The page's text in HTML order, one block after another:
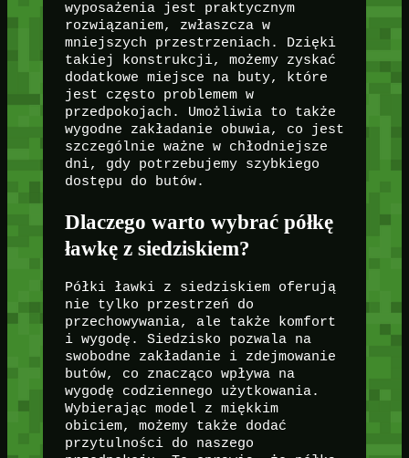
wyposażenia jest praktycznym
rozwiązaniem, zwłaszcza w
mniejszych przestrzeniach. Dzięki
takiej konstrukcji, możemy zyskać
dodatkowe miejsce na buty, które
jest często problemem w
przedpokojach. Umożliwia to także
wygodne zakładanie obuwia, co jest
szczególnie ważne w chłodniejsze
dni, gdy potrzebujemy szybkiego
dostępu do butów.
Dlaczego warto wybrać półkę
ławkę z siedziskiem?
Półki ławki z siedziskiem oferują
nie tylko przestrzeń do
przechowywania, ale także komfort
i wygodę. Siedzisko pozwala na
swobodne zakładanie i zdejmowanie
butów, co znacząco wpływa na
wygodę codziennego użytkowania.
Wybierając model z miękkim
obiciem, możemy także dodać
przytulności do naszego